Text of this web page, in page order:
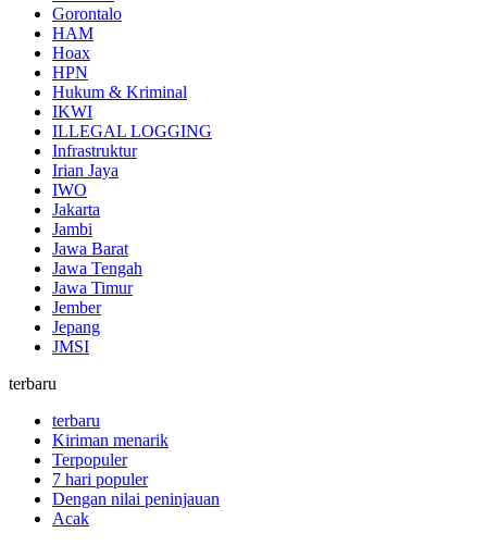
Gorontalo
HAM
Hoax
HPN
Hukum & Kriminal
IKWI
ILLEGAL LOGGING
Infrastruktur
Irian Jaya
IWO
Jakarta
Jambi
Jawa Barat
Jawa Tengah
Jawa Timur
Jember
Jepang
JMSI
terbaru
terbaru
Kiriman menarik
Terpopuler
7 hari populer
Dengan nilai peninjauan
Acak